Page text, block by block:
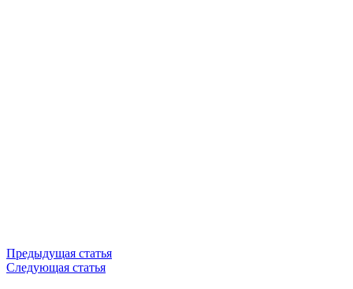
Предыдущая статья
Следующая статья